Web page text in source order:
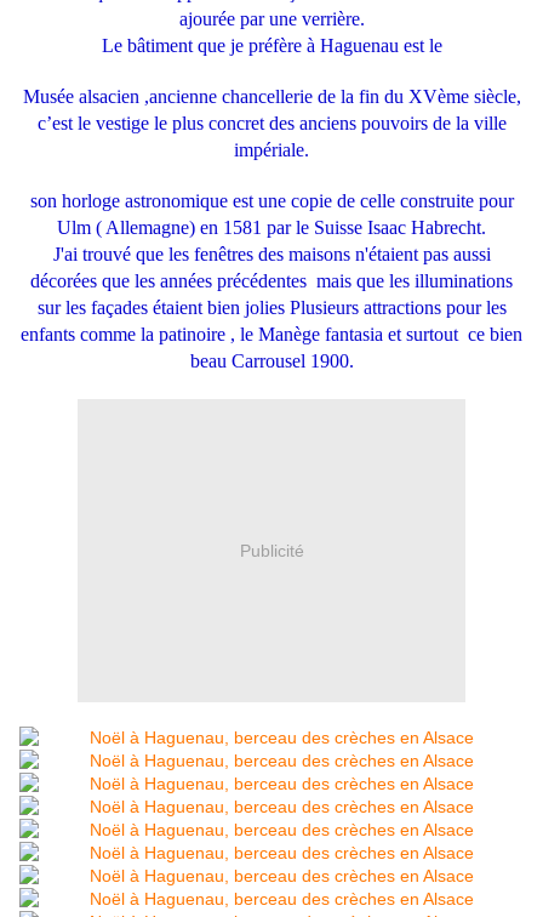
ajourée par une verrière.
Le bâtiment que je préfère à Haguenau est le
Musée alsacien ,ancienne chancellerie de la fin du XVème siècle,
c’est le vestige le plus concret des anciens pouvoirs de la ville
impériale.
son horloge astronomique est une copie de celle construite pour
Ulm ( Allemagne) en 1581 par le Suisse Isaac Habrecht.
J'ai trouvé que les fenêtres des maisons n'étaient pas aussi
décorées que les années précédentes mais que les illuminations
sur les façades étaient bien jolies Plusieurs attractions pour les
enfants comme la patinoire , le Manège fantasia et surtout ce bien
beau Carrousel 1900.
Publicité